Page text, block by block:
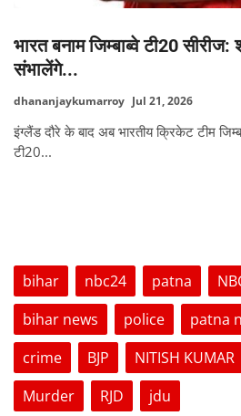
भारत बनाम जिम्बाब्वे टी20
संभालेंगे...
dhananjaykumarroy Jul 21, 2026
इंग्लैंड दौरे के बाद अब भारतीय क्रिकेट टीम
टी20...
bihar nbc24 patna
bihar news
police patna
crime
BJP NITISH KUMAR
Murder
RJD jdu